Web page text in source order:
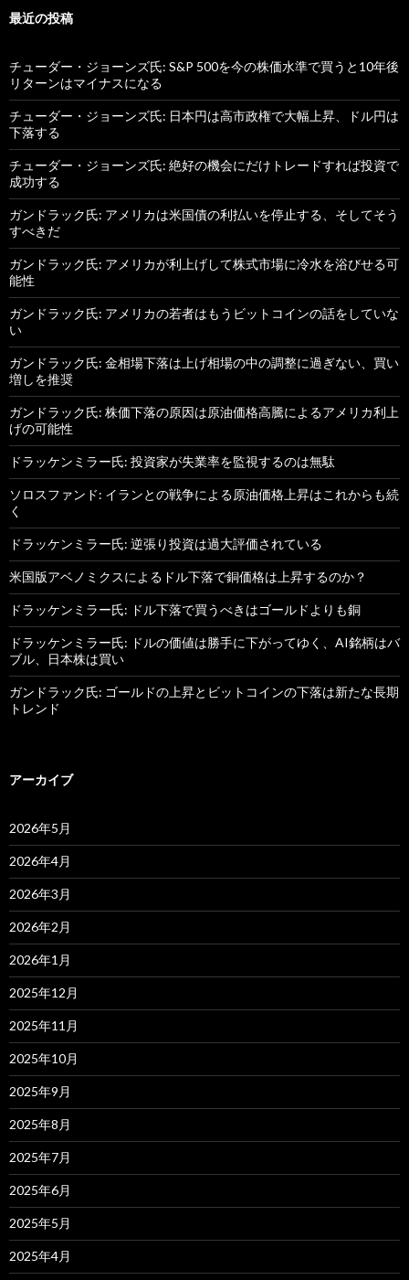
最近の投稿
チューダー・ジョーンズ氏: S&P 500を今の株価水準で買うと10年後
リターンはマイナスになる
チューダー・ジョーンズ氏: 日本円は高市政権で大幅上昇、ドル円は
下落する
チューダー・ジョーンズ氏: 絶好の機会にだけトレードすれば投資で
成功する
ガンドラック氏: アメリカは米国債の利払いを停止する、そしてそう
すべきだ
ガンドラック氏: アメリカが利上げして株式市場に冷水を浴びせる可
能性
ガンドラック氏: アメリカの若者はもうビットコインの話をしていな
い
ガンドラック氏: 金相場下落は上げ相場の中の調整に過ぎない、買い
増しを推奨
ガンドラック氏: 株価下落の原因は原油価格高騰によるアメリカ利上
げの可能性
ドラッケンミラー氏: 投資家が失業率を監視するのは無駄
ソロスファンド: イランとの戦争による原油価格上昇はこれからも続
く
ドラッケンミラー氏: 逆張り投資は過大評価されている
米国版アベノミクスによるドル下落で銅価格は上昇するのか？
ドラッケンミラー氏: ドル下落で買うべきはゴールドよりも銅
ドラッケンミラー氏: ドルの価値は勝手に下がってゆく、AI銘柄はバ
ブル、日本株は買い
ガンドラック氏: ゴールドの上昇とビットコインの下落は新たな長期
トレンド
アーカイブ
2026年5月
2026年4月
2026年3月
2026年2月
2026年1月
2025年12月
2025年11月
2025年10月
2025年9月
2025年8月
2025年7月
2025年6月
2025年5月
2025年4月